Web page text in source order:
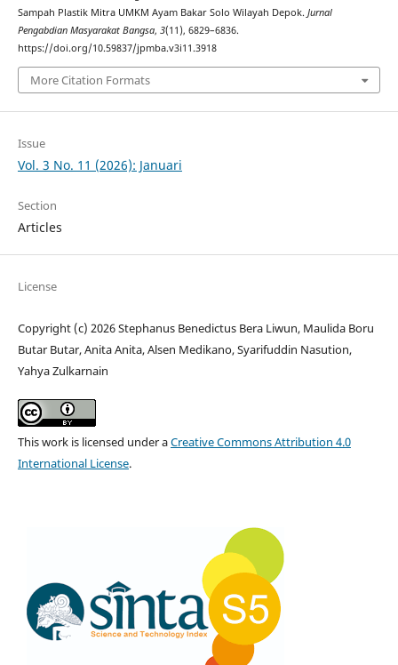
Sampah Plastik Mitra UMKM Ayam Bakar Solo Wilayah Depok. Jurnal
Pengabdian Masyarakat Bangsa, 3(11), 6829–6836.
https://doi.org/10.59837/jpmba.v3i11.3918
More Citation Formats
Issue
Vol. 3 No. 11 (2026): Januari
Section
Articles
License
Copyright (c) 2026 Stephanus Benedictus Bera Liwun, Maulida Boru
Butar Butar, Anita Anita, Alsen Medikano, Syarifuddin Nasution,
Yahya Zulkarnain
This work is licensed under aCreative Commons Attribution 4.0
International License.